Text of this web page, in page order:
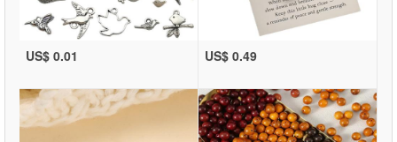
US$ 0.01 US$ 0.49